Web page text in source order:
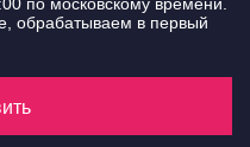
обрабатываем в первый